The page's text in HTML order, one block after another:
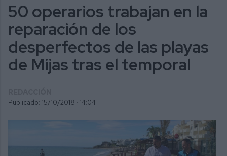
50 operarios trabajan en la
reparación de los
desperfectos de las playas
de Mijas tras el temporal
Publicado: 15/10/2018 · 14:04